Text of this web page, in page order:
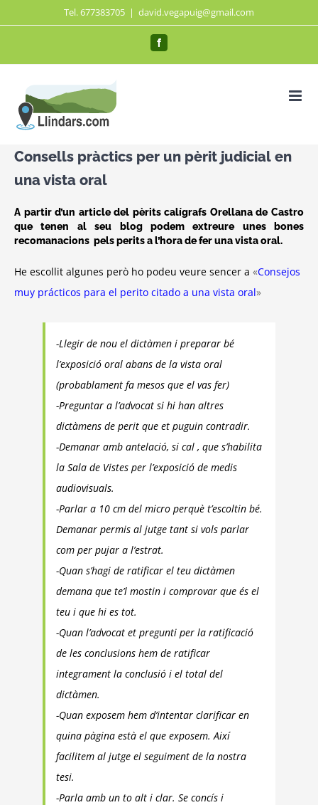
al
Tel. 677383705 | david.vegapuig@gmail.com
Facebook
Consells pràctics per un pèrit judicial en
una vista oral
A partir d’un article del pèrits calígrafs Orellana de Castro
que tenen al seu blog podem extreure unes bones
recomanacions pels perits a l’hora de fer una vista oral.
He escollit algunes però ho podeu veure sencer a «Consejos
muy prácticos para el perito citado a una vista oral»
-Llegir de nou el dictàmen i preparar bé
l’exposició oral abans de la vista oral
(probablament fa mesos que el vas fer)
-Preguntar a l’advocat si hi han altres
dictàmens de perit que et puguin contradir.
-Demanar amb antelació, si cal , que s’habilita
la Sala de Vistes per l’exposició de medis
audiovisuals.
-Parlar a 10 cm del micro perquè t’escoltin bé.
Demanar permis al jutge tant si vols parlar
com per pujar a l’estrat.
-Quan s’hagi de ratificar el teu dictàmen
demana que te’l mostin i comprovar que és el
teu i que hi es tot.
-Quan l’advocat et pregunti per la ratificació
de les conclusions hem de ratificar
integrament la conclusió i el total del
dictàmen.
-Quan exposem hem d’intentar clarificar en
quina pàgina està el que exposem. Així
facilitem al jutge el seguiment de la nostra
tesi.
-Parla amb un to alt i clar. Se concís i